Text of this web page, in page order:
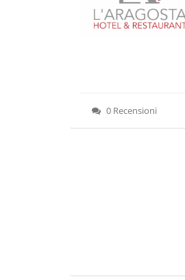
0 Recensioni